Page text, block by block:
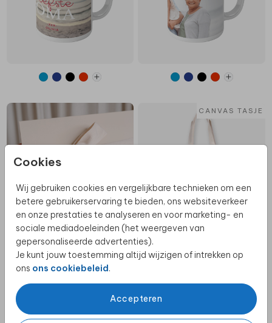
Cookies
Wij gebruiken cookies en vergelijkbare technieken om een
betere gebruikerservaring te bieden, ons websiteverkeer
en onze prestaties te analyseren en voor marketing- en
sociale mediadoeleinden (het weergeven van
gepersonaliseerde advertenties).
Je kunt jouw toestemming altijd wijzigen of intrekken op
ons ons cookiebeleid.
Accepteren
CANVAS TASJE